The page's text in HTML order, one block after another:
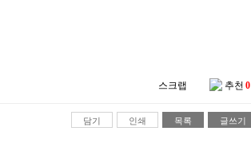
스크랩 추천 0
담기 인쇄 목록 글쓰기